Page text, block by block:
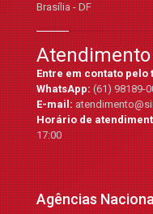
Brasília - DF
Entre em contato pelo
WhatsApp:(61) 98189-
E-mail:
Horário de
17:00
Agências